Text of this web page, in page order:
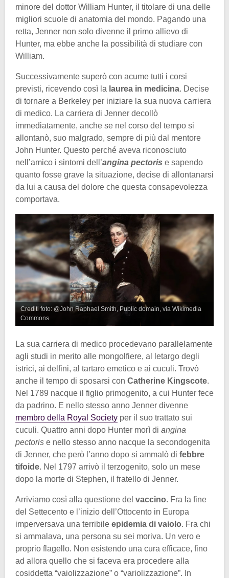
minore del dottor William Hunter, il titolare di una delle
migliori scuole di anatomia del mondo. Pagando una
retta, Jenner non solo divenne il primo allievo di
Hunter, ma ebbe anche la possibilità di studiare con
William.
Successivamente superò con acume tutti i corsi
previsti, ricevendo così la laurea in medicina. Decise
di tornare a Berkeley per iniziare la sua nuova carriera
di medico. La carriera di Jenner decollò
immediatamente, anche se nel corso del tempo si
allontanò, suo malgrado, sempre di più dal mentore
John Hunter. Questo perché aveva riconosciuto
nell’amico i sintomi dell’angina pectoris e sapendo
quanto fosse grave la situazione, decise di allontanarsi
da lui a causa del dolore che questa consapevolezza
comportava.
Crediti foto: @John Raphael Smith, Public domain, via Wikimedia
Commons
La sua carriera di medico procedevano parallelamente
agli studi in merito alle mongolfiere, al letargo degli
istrici, ai delfini, al tartaro emetico e ai cuculi. Trovò
anche il tempo di sposarsi con Catherine Kingscote.
Nel 1789 nacque il figlio primogenito, a cui Hunter fece
da padrino. E nello stesso anno Jenner divenne
membro della Royal Society per il suo trattato sui
cuculi. Quattro anni dopo Hunter morì di angina
pectoris e nello stesso anno nacque la secondogenita
di Jenner, che però l’anno dopo si ammalò di febbre
tifoide. Nel 1797 arrivò il terzogenito, solo un mese
dopo la morte di Stephen, il fratello di Jenner.
Arriviamo così alla questione del vaccino. Fra la fine
del Settecento e l’inizio dell’Ottocento in Europa
imperversava una terribile epidemia di vaiolo. Fra chi
si ammalava, una persona su sei moriva. Un vero e
proprio flagello. Non esistendo una cura efficace, fino
ad allora quello che si faceva era procedere alla
cosiddetta “vaiolizzazione” o “variolizzazione”. In